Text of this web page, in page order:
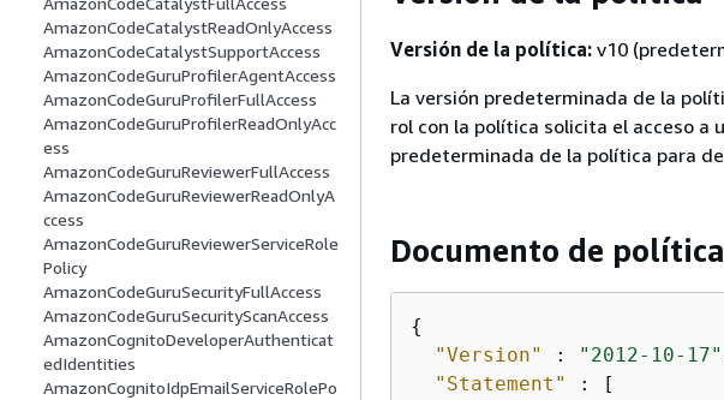
AmazonCodeCatalystReadOnlyAccess
AmazonCodeCatalystSupportAccess
AmazonCodeGuruProfilerAgentAccess
AmazonCodeGuruProfilerFullAccess
AmazonCodeGuruProfilerReadOnlyAcc
ess
AmazonCodeGuruReviewerFullAccess
AmazonCodeGuruReviewerReadOnlyA
ccess
AmazonCodeGuruReviewerServiceRole
Policy
AmazonCodeGuruSecurityFullAccess
AmazonCodeGuruSecurityScanAccess
AmazonCognitoDeveloperAuthenticat
edIdentities
AmazonCognitoIdpEmailServiceRolePo
Versión de la política: v10
La versión predeterminada de la
rol con la política solicita el acceso a
predeterminada de la política para
Documento de
{
"Version"
: "2012-10-17"
"Statement"
: [